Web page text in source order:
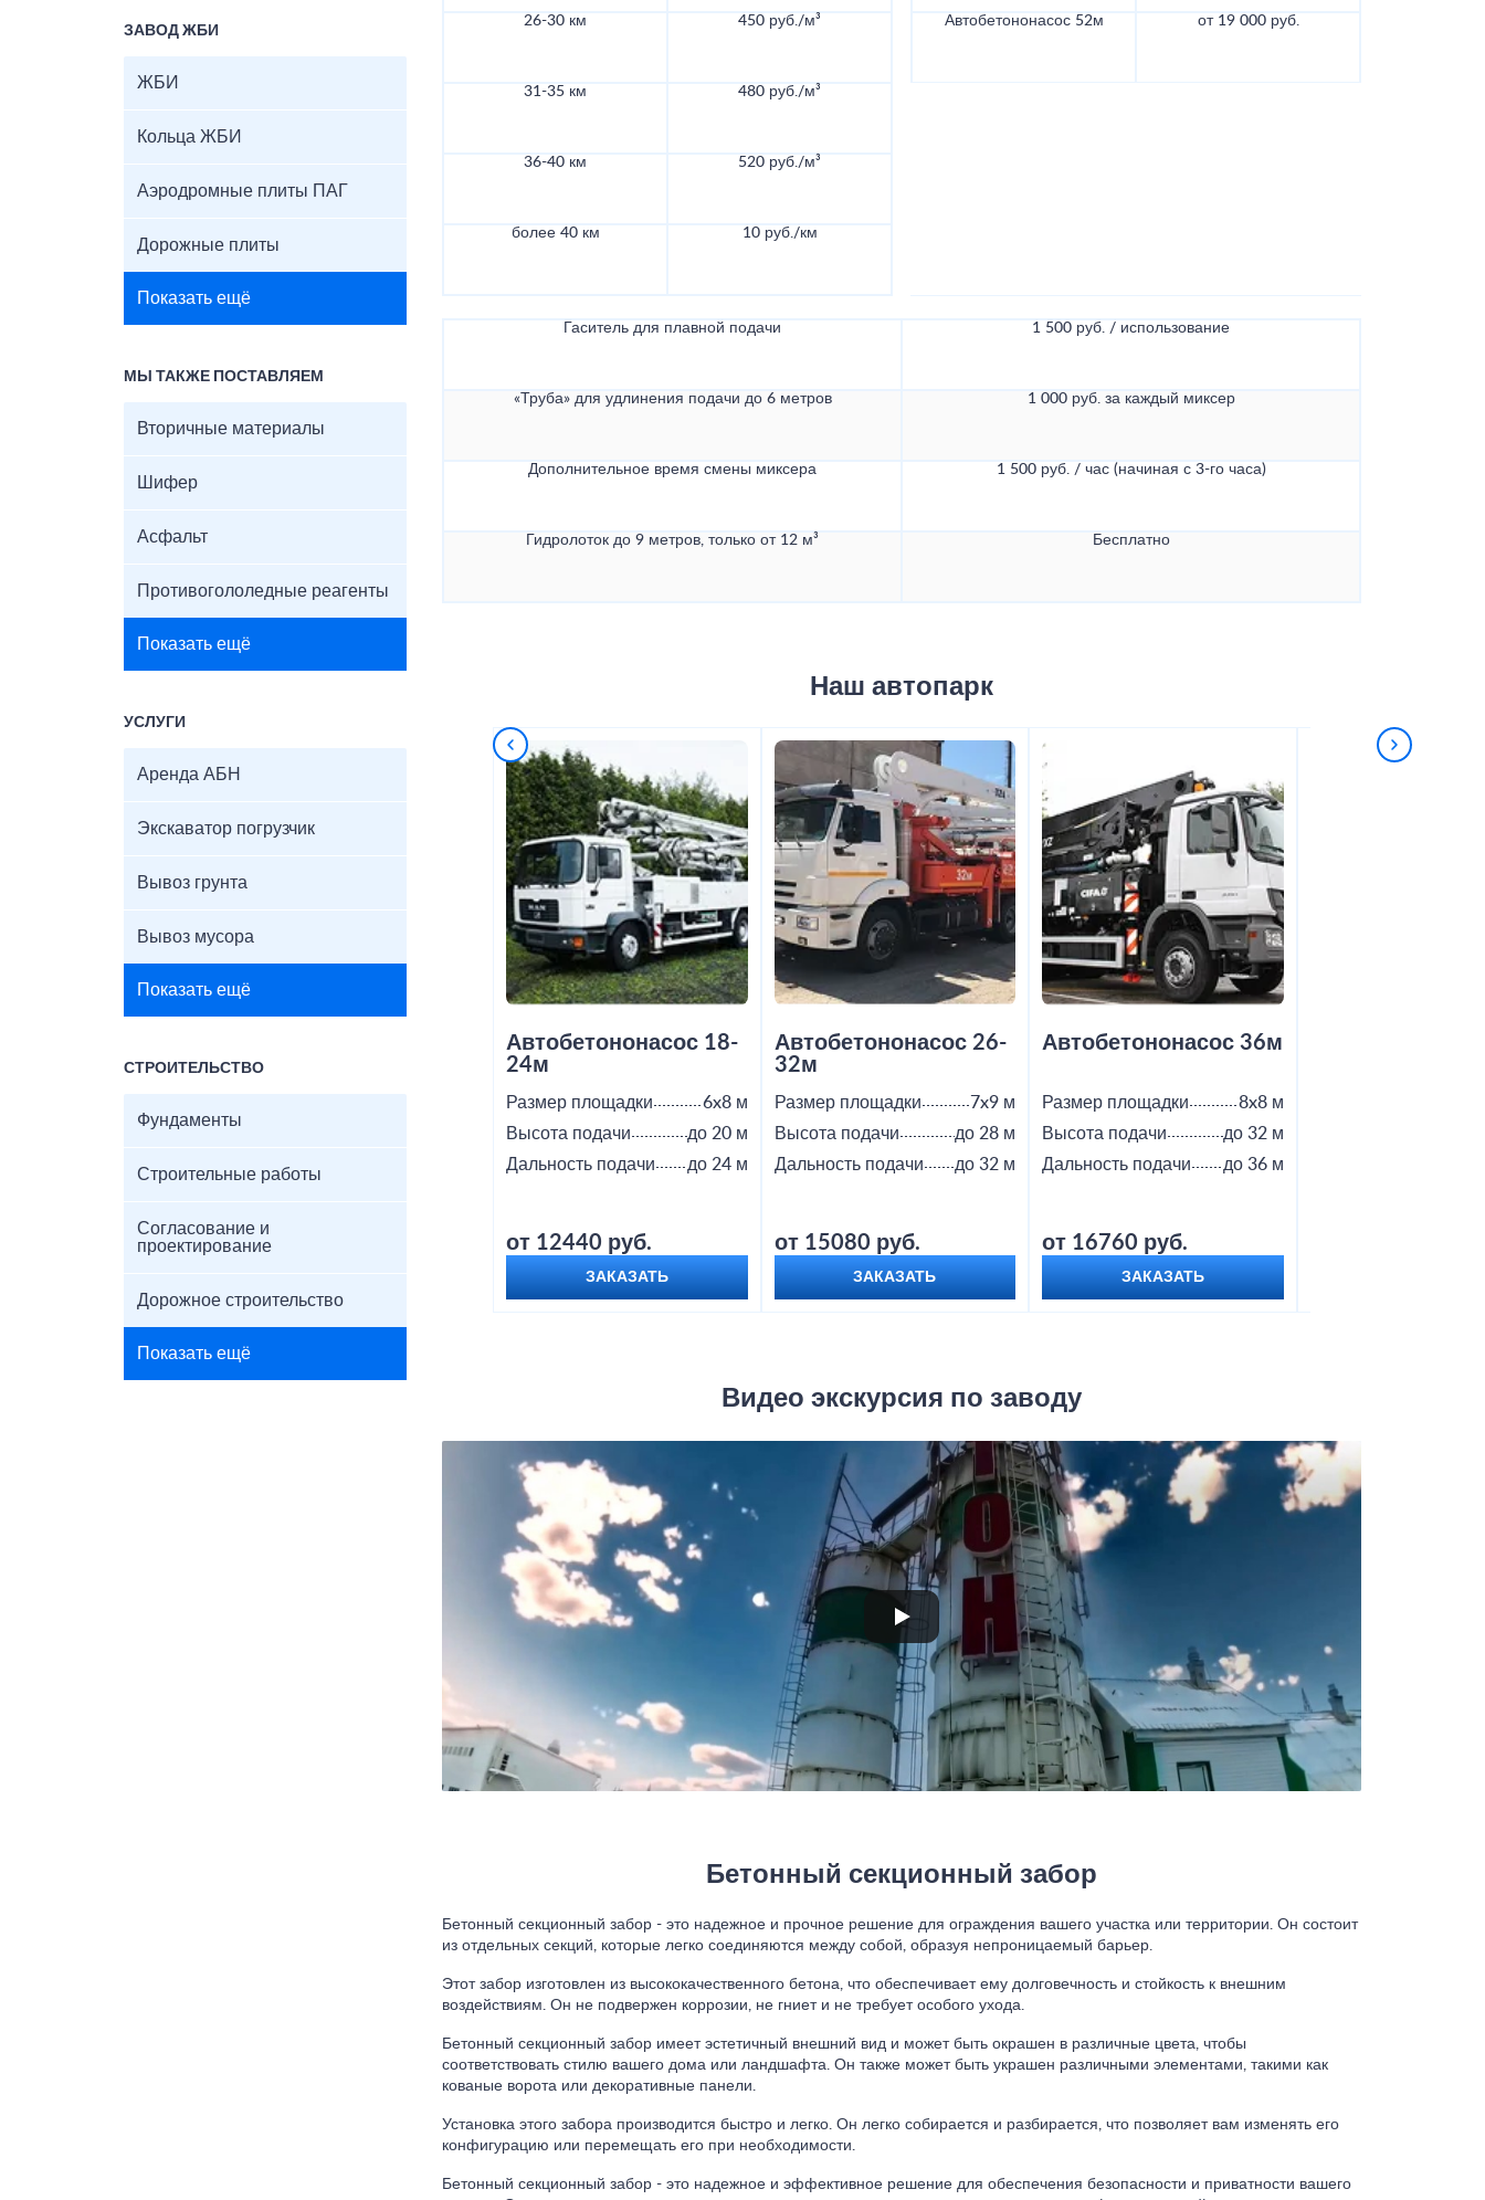
ЗАВОД ЖБИ
ЖБИ
Кольца ЖБИ
Аэродромные плиты ПАГ
Дорожные плиты
Показать ещё
МЫ ТАКЖЕ ПОСТАВЛЯЕМ
Вторичные материалы
Шифер
Асфальт
Противогололедные реагенты
Показать ещё
УСЛУГИ
Аренда АБН
Экскаватор погрузчик
Вывоз грунта
Вывоз мусора
Показать ещё
СТРОИТЕЛЬСТВО
Фундаменты
Строительные работы
Согласование и
проектирование
Дорожное строительство
Показать ещё
26-30 км 450 руб./м³
31-35 км 480 руб./м³
36-40 км 520 руб./м³
более 40 км 10 руб./км
Автобетононасос 52м от 19 000 руб.
Гаситель для плавной подачи 1 500 руб. / использование
«Труба» для удлинения подачи до 6 метров 1 000 руб. за каждый миксер
Дополнительное время смены миксера 1 500 руб. / час (начиная с 3-го часа)
Гидролоток до 9 метров, только от 12 м³ Бесплатно
Наш автопарк
Автобетононасос 18-
24м
Размер площадки
6x8 м
Высота подачи
до 20 м
Дальность подачи
до 24 м
от 12440 руб.
ЗАКАЗАТЬ
Автобетононасос 26-
32м
Размер площадки
7x9 м
Высота подачи
до 28 м
Дальность подачи
до 32 м
от 15080 руб.
ЗАКАЗАТЬ
Автобетононасос 36м
Размер площадки
8x8 м
Высота подачи
до 32 м
Дальность подачи
до 36 м
от 16760 руб.
ЗАКАЗАТЬ
Видео экскурсия по заводу
Бетонный секционный забор
Бетонный секционный забор - это надежное и прочное решение для ограждения вашего участка или территории. Он состоит
из отдельных секций, которые легко соединяются между собой, образуя непроницаемый барьер.
Этот забор изготовлен из высококачественного бетона, что обеспечивает ему долговечность и стойкость к внешним
воздействиям. Он не подвержен коррозии, не гниет и не требует особого ухода.
Бетонный секционный забор имеет эстетичный внешний вид и может быть окрашен в различные цвета, чтобы
соответствовать стилю вашего дома или ландшафта. Он также может быть украшен различными элементами, такими как
кованые ворота или декоративные панели.
Установка этого забора производится быстро и легко. Он легко собирается и разбирается, что позволяет вам изменять его
конфигурацию или перемещать его при необходимости.
Бетонный секционный забор - это надежное и эффективное решение для обеспечения безопасности и приватности вашего